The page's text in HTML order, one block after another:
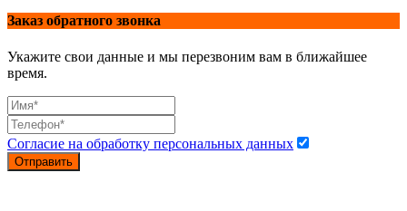
Заказ обратного звонка
Укажите свои данные и мы перезвоним вам в ближайшее
время.
Согласие на обработку персональных данных
Отправить